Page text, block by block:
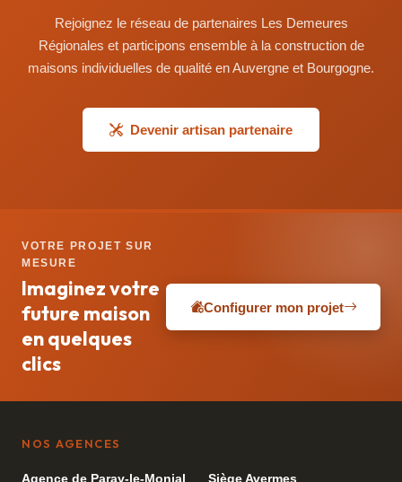
Rejoignez le réseau de partenaires Les Demeures
Régionales et participons ensemble à la construction de
maisons individuelles de qualité en Auvergne et Bourgogne.
Devenir artisan partenaire
VOTRE PROJET SUR
MESURE
Imaginez votre
future maison
en quelques
clics
Configurer mon projet
NOS AGENCES
Agence de Paray-le-Monial Siège Avermes